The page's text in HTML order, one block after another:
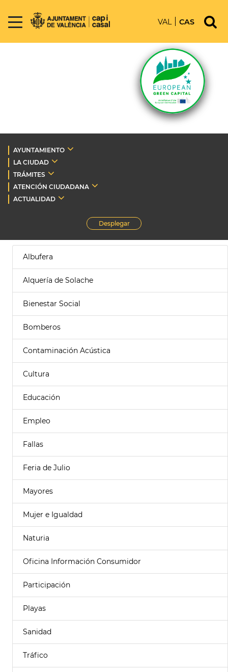
VAL CAS
AYUNTAMIENTO
LA CIUDAD
TRÁMITES
ATENCIÓN CIUDADANA
ACTUALIDAD
Desplegar
Albufera
Alquería de Solache
Bienestar Social
Bomberos
Contaminación Acústica
Cultura
Educación
Empleo
Fallas
Feria de Julio
Mayores
Mujer e Igualdad
Naturia
Oficina Información Consumidor
Participación
Playas
Sanidad
Tráfico